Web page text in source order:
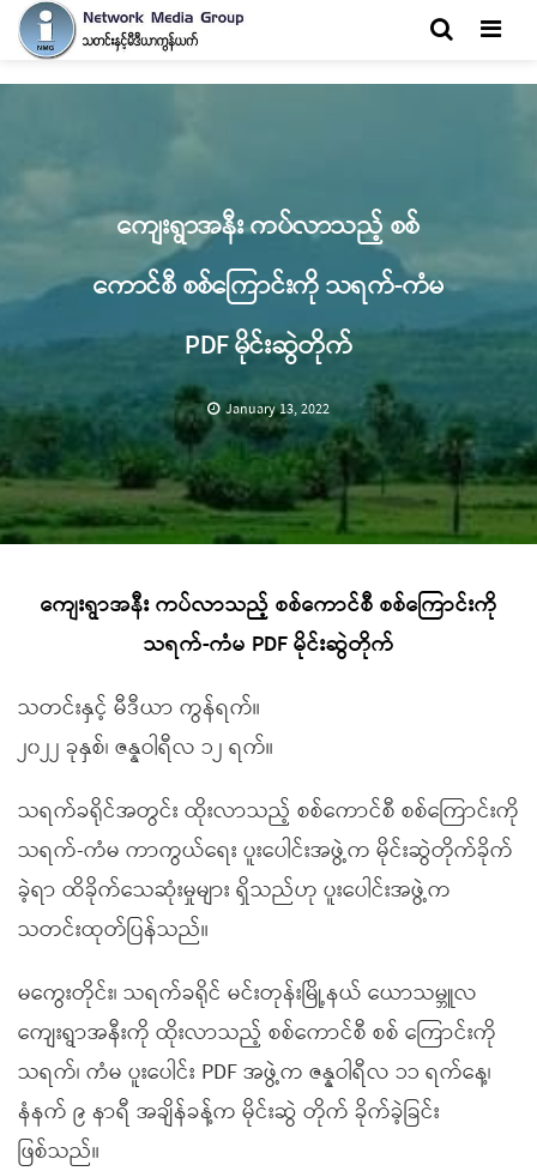
ကျေးရွာအနီး ကပ်လာသည့် စစ်
ကောင်စီ စစ်ကြောင်းကို သရက်-ကံမ
PDF မိုင်းဆွဲတိုက်
January 13, 2022
ကျေးရွာအနီး ကပ်လာသည့် စစ်ကောင်စီ စစ်ကြောင်းကို
သရက်-ကံမ PDF မိုင်းဆွဲတိုက်
သတင်းနှင့် မီဒီယာ ကွန်ရက်။
၂၀၂၂ ခုနှစ်၊ ဇန္နဝါရီလ ၁၂ ရက်။
သရက်ခရိုင်အတွင်း ထိုးလာသည့် စစ်ကောင်စီ စစ်ကြောင်းကို
သရက်-ကံမ ကာကွယ်ရေး ပူးပေါင်းအဖွဲ့က မိုင်းဆွဲတိုက်ခိုက်
ခဲ့ရာ ထိခိုက်သေဆုံးမှုများ ရှိသည်ဟု ပူးပေါင်းအဖွဲ့က
သတင်းထုတ်ပြန်သည်။
မကွေးတိုင်း၊ သရက်ခရိုင် မင်းတုန်းမြို့နယ် ယောသမ္ဘူလ
ကျေးရွာအနီးကို ထိုးလာသည့် စစ်ကောင်စီ စစ် ကြောင်းကို
သရက်၊ ကံမ ပူးပေါင်း PDF အဖွဲ့က ဇန္နဝါရီလ ၁၁ ရက်နေ့၊
နံနက် ၉ နာရီ အချိန်ခန့်က မိုင်းဆွဲ တိုက် ခိုက်ခဲ့ခြင်း
ဖြစ်သည်။